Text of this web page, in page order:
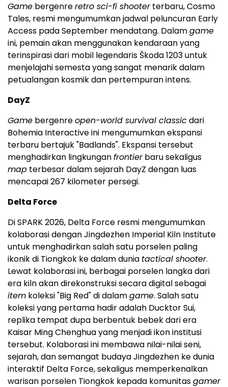
Game bergenreretro sci-fi shooterterbaru, Cosmo
Tales, resmi mengumumkan jadwal peluncuran Early
Access pada September mendatang. Dalamgame
ini, pemain akan menggunakan kendaraan yang
terinspirasi dari mobil legendaris Škoda 1203 untuk
menjelajahi semesta yang sangat menarik dalam
petualangan kosmik dan pertempuran intens.
DayZ
Game bergenreopen-world survival classicdari
Bohemia Interactive ini mengumumkan ekspansi
terbaru bertajuk "Badlands". Ekspansi tersebut
menghadirkan lingkunganfrontierbaru sekaligus
map terbesar dalam sejarah DayZ dengan luas
mencapai 267 kilometer persegi.
Delta Force
Di SPARK 2026, Delta Force resmi mengumumkan
kolaborasi dengan Jingdezhen Imperial Kiln Institute
untuk menghadirkan salah satu porselen paling
ikonik di Tiongkok ke dalam dunia tactical shooter.
Lewat kolaborasi ini, berbagai porselen langka dari
era kiln akan direkonstruksi secara digital sebagai
item koleksi "Big Red" di dalamgame. Salah satu
koleksi yang pertama hadir adalah Ducktor Sui,
replika tempat dupa berbentuk bebek dari era
Kaisar Ming Chenghua yang menjadi ikon institusi
tersebut. Kolaborasi ini membawa nilai-nilai seni,
sejarah, dan semangat budaya Jingdezhen ke dunia
interaktif Delta Force, sekaligus memperkenalkan
warisan porselen Tiongkok kepada komunitasgamer